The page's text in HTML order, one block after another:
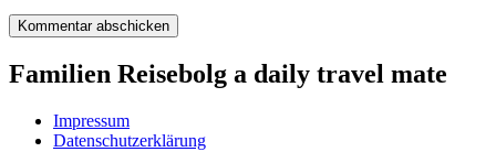
Familien Reisebolg a daily travel mate
Impressum
Datenschutzerklärung